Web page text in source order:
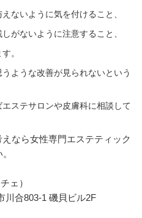
ないように気を付けること、
がないように注意すること、
。
ような改善が見られないという
ステサロンや皮膚科に相談して
なら女性専門エステティック
ェ）
川合803-1 磯貝ビル2F